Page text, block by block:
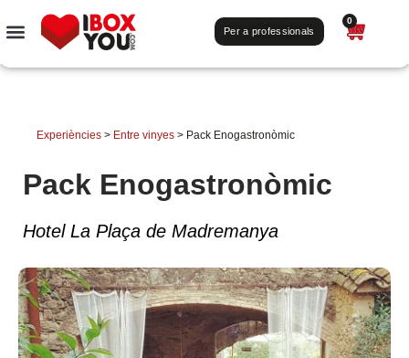
Per a professionals
0
Experiències > Entre vinyes > Pack Enogastronòmic
Pack Enogastronòmic
Hotel La Plaça de Madremanya